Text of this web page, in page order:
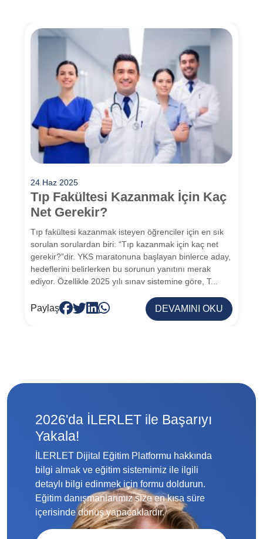
24 Haz 2025
Tıp Fakültesi Kazanmak İçin Kaç
Net Gerekir?
Tıp fakültesi kazanmak isteyen öğrenciler için en sık
sorulan sorulardan biri: “Tıp kazanmak için kaç net
gerekir?”dir. YKS maratonuna başlayan binlerce aday,
hedeflerini belirlerken bu sorunun yanıtını merak
ediyor. Özellikle 2025 yılı sınav sistemine göre, T...
Paylaş DEVAMINI OKU
2026'da İLERLET ile Başarıyı
Yakala!
İLERLET Dijital Eğitim Platformu hakkında
bilgi almak ve eğitim sistemimiz ile ilgili
detaylı bilgi edinmek için formu doldurun.
Eğitim danışmanlarımız size en kısa süre
içerisinde dönüş yapacaklardır.